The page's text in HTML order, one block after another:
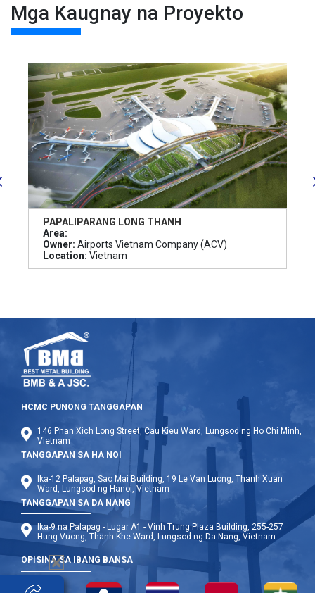
Mga Kaugnay na Proyekto
PAPALIPARANG LONG THANH
Area:
Owner: Airports Vietnam Company (ACV)
Location: Vietnam
HCMC PUNONG TANGGAPAN
146 Phan Xich Long Street, Cau Kieu Ward, Lungsod ng Ho Chi Minh,
Vietnam
TANGGAPAN SA HA NOI
Ika-12 Palapag, Sao Mai Building, 19 Le Van Luong, Thanh Xuan
Ward, Lungsod ng Hanoi, Vietnam
TANGGAPAN SA DA NANG
Ika-9 na Palapag - Lugar A1 - Vinh Trung Plaza Building, 255-257
Hung Vuong, Thanh Khe Ward, Lungsod ng Da Nang, Vietnam
OPISINA SA IBANG BANSA